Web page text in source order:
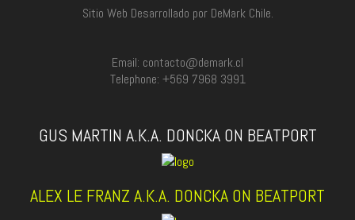
Sitio Web Desarrollado por DeMark Chile.
Email: contacto@demark.cl
Telephone: +569 7968 3991
GUS MARTIN A.K.A. DONCKA ON BEATPORT
ALEX LE FRANZ A.K.A. DONCKA ON BEATPORT